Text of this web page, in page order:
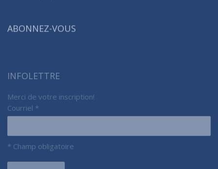
ABONNEZ-VOUS
INFOLETTRE
Merci de votre inscription!
Courriel
Champ obligatoire